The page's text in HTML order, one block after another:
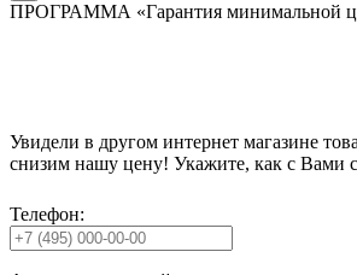
ПРОГРАММА «Гарантия минимальной
Увидели в другом интернет магазине
снизим нашу цену! Укажите, как с Вами
Телефон: